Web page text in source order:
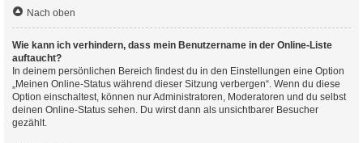
Nach oben
Wie kann ich verhindern, dass mein Benutzername in der Online-Liste
auftaucht?
In deinem persönlichen Bereich findest du in den Einstellungen eine Option
„Meinen Online-Status während dieser Sitzung verbergen“. Wenn du diese
Option einschaltest, können nur Administratoren, Moderatoren und du selbst
deinen Online-Status sehen. Du wirst dann als unsichtbarer Besucher
gezählt.